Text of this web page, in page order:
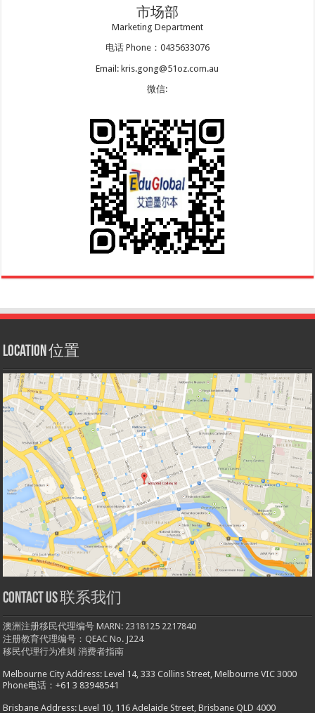
市场部
Marketing Department
电话 Phone：0435633076
Email: kris.gong@51oz.com.au
微信:
Location 位置
Contact us 联系我们
澳洲注册移民代理编号 MARN: 2318125 2217840
注册教育代理编号：QEAC No. J224
移民代理行为准则 消费者指南
Melbourne City Address: Level 14, 333 Collins Street, Melbourne VIC 3000
Phone电话：+61 3 83948541
Brisbane Address: Level 10, 116 Adelaide Street, Brisbane QLD 4000